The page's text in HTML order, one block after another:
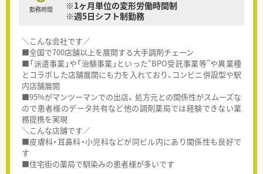
勤務時間
※1ヶ月単位の変形労働時間制
※週5日シフト制勤務
＼こんな会社です／
■全国で700店舗以上を展開する大手調剤チェーン
■「派遣事業」や「治験事業」といった“BPO受託事業等”や異業種
とコラボした店舗展開にも力を入れており、コンビニ併設型や駅
内店舗展開
■95%がマンツーマンでの出店。処方元との関係性がスムーズな
ので患者様のデータ共有など他の調剤薬局では経験できない業
務提携を実現
＼こんな店舗です／
■皮膚科・耳鼻科・小児科などが同ビル内にあり関係性も良好で
す
■住宅街の薬局で馴染みの患者様が多いです